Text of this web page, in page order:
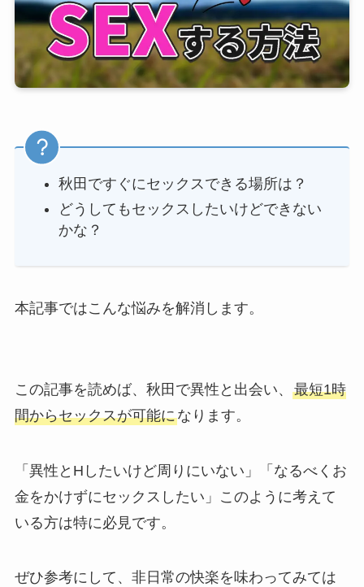
秋田ですぐにセックスできる場所は？
どうしてもセックスしたいけどできない
かな？
本記事ではこんな悩みを解消します。
この記事を読めば、秋田で異性と出会い、 最短1時
間からセックスが可能になります。
「異性とHしたいけど周りにいない」「なるべくお
金をかけずにセックスしたい」このように考えて
いる方は特に必見です。
ぜひ参考にして、非日常の快楽を味わってみては